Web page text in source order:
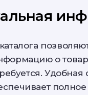
о
Удобная